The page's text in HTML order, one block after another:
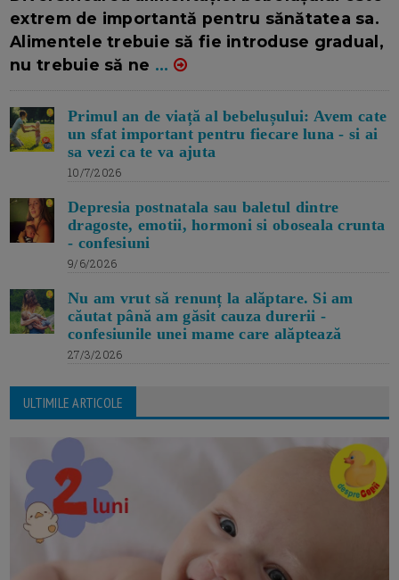
extrem de importantă pentru sănătatea sa.
Alimentele trebuie să fie introduse gradual,
nu trebuie să ne ...
Primul an de viață al bebelușului: Avem cate
un sfat important pentru fiecare luna - si ai
sa vezi ca te va ajuta
10/7/2026
Depresia postnatala sau baletul dintre
dragoste, emotii, hormoni si oboseala crunta
- confesiuni
9/6/2026
Nu am vrut să renunț la alăptare. Si am
căutat până am găsit cauza durerii -
confesiunile unei mame care alăptează
27/3/2026
ULTIMILE ARTICOLE